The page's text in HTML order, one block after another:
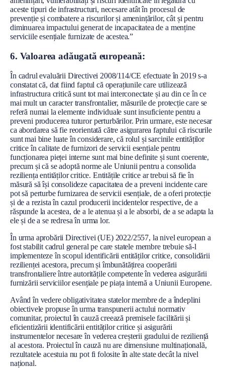
aceste tipuri de infrastructuri, necesare atât în procesul de
prevenție și combatere a riscurilor și amenințărilor, cât și pentru
diminuarea impactului generat de incapacitatea de a menține
serviciile esențiale furnizate de acestea.”
6. Valoarea adăugată europeană:
În cadrul evaluării Directivei 2008/114/CE efectuate în 2019 s-a
constatat că, dat fiind faptul că operațiunile care utilizează
infrastructura critică sunt tot mai interconectate și au din ce în ce
mai mult un caracter transfrontalier, măsurile de protecție care se
referă numai la elemente individuale sunt insuficiente pentru a
preveni producerea tuturor perturbărilor. Prin urmare, este necesar
ca abordarea să fie reorientată către asigurarea faptului că riscurile
sunt mai bine luate în considerare, că rolul și sarcinile entităților
critice în calitate de furnizori de servicii esențiale pentru
funcționarea pieței interne sunt mai bine definite și sunt coerente,
precum și că se adoptă norme ale Uniunii pentru a consolida
reziliența entităților critice. Entitățile critice ar trebui să fie în
măsură să își consolideze capacitatea de a preveni incidente care
pot să perturbe furnizarea de servicii esențiale, de a oferi protecție
și de a rezista în cazul producerii incidentelor respective, de a
răspunde la acestea, de a le atenua și a le absorbi, de a se adapta la
ele și de a se redresa în urma lor.
În urma aprobării Directivei (UE) 2022/2557, la nivel european a
fost stabilit cadrul general pe care statele membre trebuie să-l
implementeze în scopul identificării entităților critice, consolidării
rezilienței acestora, precum și îmbunătățirea cooperării
transfrontaliere între autoritățile competente în vederea asigurării
furnizării serviciilor esențiale pe piața internă a Uniunii Europene.
Având în vedere obligativitatea statelor membre de a îndeplini
obiectivele propuse în urma transpunerii actului normativ
comunitar, proiectul în cauză creează premisele facilitării și
eficientizării identificării entităților critice și asigurării
instrumentelor necesare în vederea creșterii gradului de reziliență
al acestora. Proiectul în cauză nu are dimensiune multinațională,
rezultatele acestuia nu pot fi folosite în alte state decât la nivel
național.